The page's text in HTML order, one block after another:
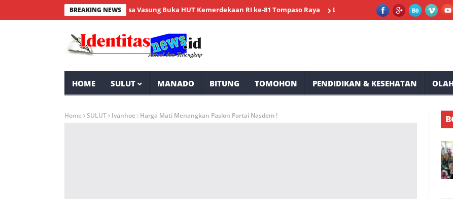
BREAKING NEWS
Wabup Minahasa Vasung Buka HUT Kemerdekaan RI ke-81 Tompaso Raya Lele Minta Masyarakat Ranolambot
HOME SULUT MANADO BITUNG TOMOHON PENDIDIKAN & KESEHATAN
Home SULUT Ivanhoe : Harga Mati Menangkan Paslon Partai Nasdem !